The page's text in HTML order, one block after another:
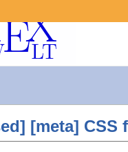
[meta] CSS